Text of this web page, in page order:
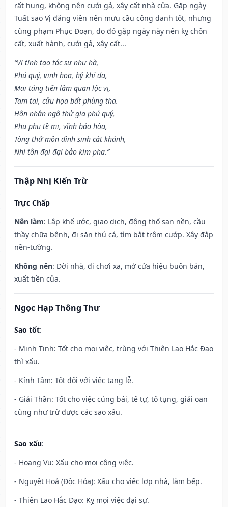
rất hung, không nên cưới gả, xây cất nhà cửa. Gặp ngày
Tuất sao Vị đăng viên nên mưu cầu công danh tốt, nhưng
cũng phạm Phục Đoạn, do đó gặp ngày này nên kỵ chôn
cất, xuất hành, cưới gả, xây cất...
“Vị tinh tạo tác sự như hà,
Phú quý, vinh hoa, hỷ khí đa,
Mai táng tiến lâm quan lộc vị,
Tam tai, cửu họa bất phùng tha.
Hôn nhân ngộ thử gia phú quý,
Phu phụ tề mi, vĩnh bảo hòa,
Tòng thử môn đình sinh cát khánh,
Nhi tôn đại đại bảo kim pha.”
Thập Nhị Kiến Trừ
Trực Chấp
Nên làm: Lập khế ước, giao dịch, động thổ san nền, cầu
thầy chữa bệnh, đi săn thú cá, tìm bắt trộm cướp. Xây đắp
nền-tường.
Không nên: Dời nhà, đi chơi xa, mở cửa hiệu buôn bán,
xuất tiền của.
Ngọc Hạp Thông Thư
Sao tốt:
- Minh Tinh: Tốt cho mọi việc, trùng với Thiên Lao Hắc Đạo
thì xấu.
- Kính Tâm: Tốt đối với việc tang lễ.
- Giải Thần: Tốt cho việc cúng bái, tế tự, tố tụng, giải oan
cũng như trừ được các sao xấu.
Sao xấu:
- Hoang Vu: Xấu cho mọi công việc.
- Nguyệt Hoả (Độc Hỏa): Xấu cho việc lợp nhà, làm bếp.
- Thiên Lao Hắc Đạo: Kỵ mọi việc đại sự.